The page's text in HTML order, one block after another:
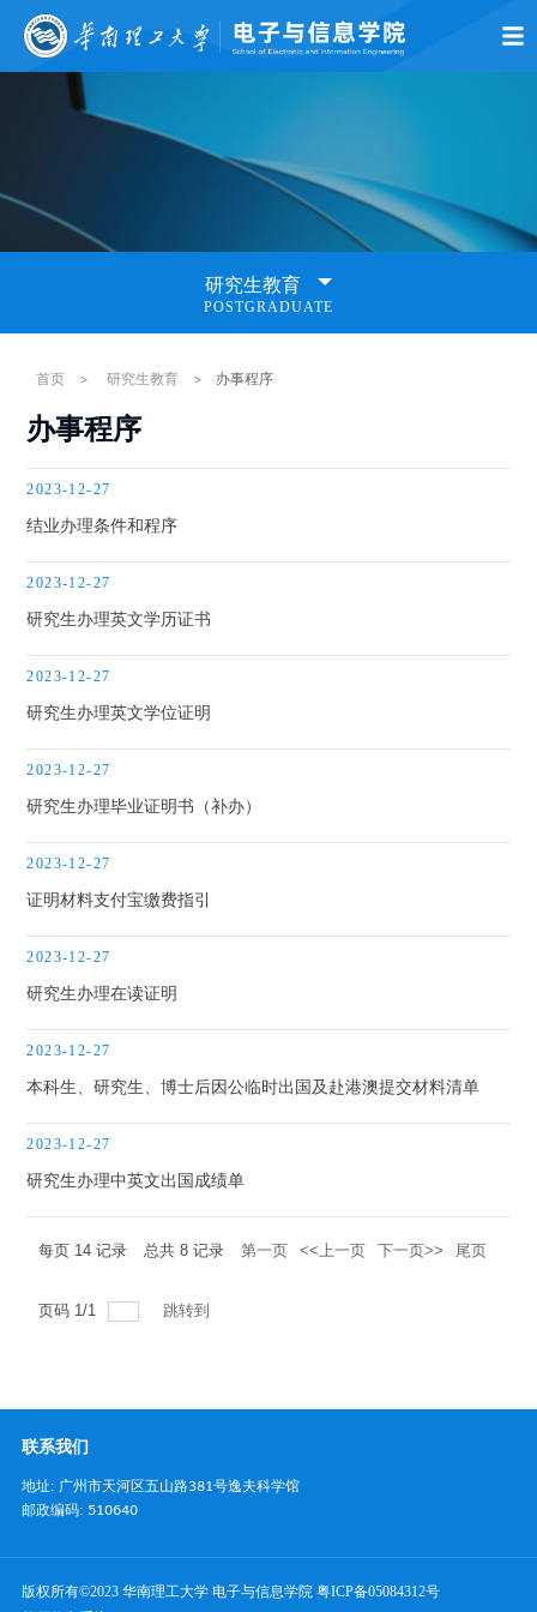
学院概况
研究生教育
POSTGRADUATE
研究生招生
研究生培养
课题需求
办事程序
下载中心
首页 > 研究生教育 > 办事程序
办事程序
2023-12-27
结业办理条件和程序
2023-12-27
研究生办理英文学历证书
2023-12-27
研究生办理英文学位证明
2023-12-27
研究生办理毕业证明书（补办）
2023-12-27
证明材料支付宝缴费指引
2023-12-27
研究生办理在读证明
2023-12-27
本科生、研究生、博士后因公临时出国及赴港澳提交材料清单
2023-12-27
研究生办理中英文出国成绩单
每页 14 记录 总共8 记录 第一页 <<上一页 下一页>> 尾页
页码 1/1 跳转到
联系我们
地址: 广州市天河区五山路381号逸夫科学馆
邮政编码: 510640
版权所有©2023 华南理工大学 电子与信息学院 粤ICP备05084312号